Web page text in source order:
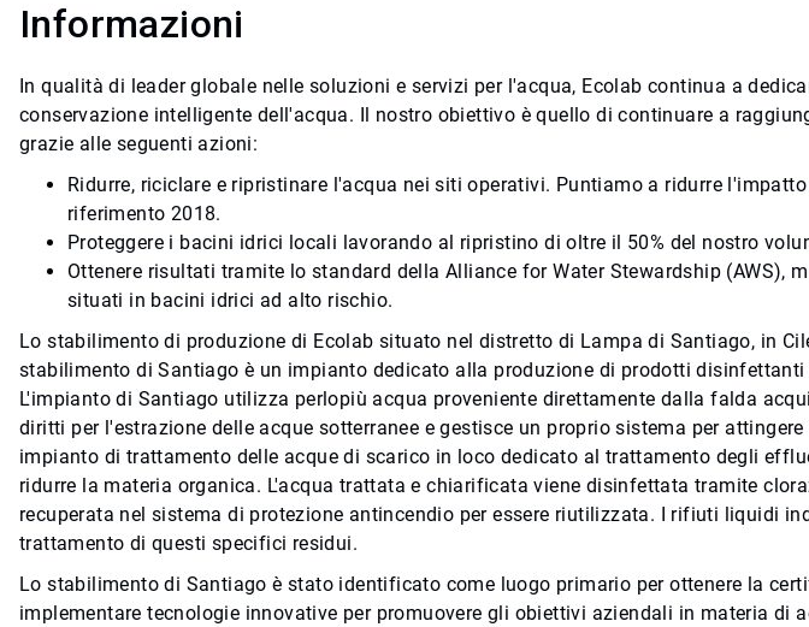
Informazioni
In qualità di leader globale nelle soluzioni e servizi per l'acqua, Ecolab continua a
conservazione intelligente dell'acqua. Il nostro obiettivo è quello di continuare a
grazie alle seguenti azioni:
Ridurre, riciclare e ripristinare l'acqua nei siti operativi. Puntiamo a ridurre
riferimento 2018.
Proteggere i bacini idrici locali lavorando al ripristino di oltre il 50% del nostro
Ottenere risultati tramite lo standard della Alliance for Water Stewardship
situati in bacini idrici ad alto rischio.
Lo stabilimento di produzione di Ecolab situato nel distretto di Lampa di Santiago, in
stabilimento di Santiago è un impianto dedicato alla produzione di prodotti
L'impianto di Santiago utilizza perlopiù acqua proveniente direttamente dalla falda
diritti per l'estrazione delle acque sotterranee e gestisce un proprio sistema per
impianto di trattamento delle acque di scarico in loco dedicato al trattamento degli
ridurre la materia organica. L'acqua trattata e chiarificata viene disinfettata tramite
recuperata nel sistema di protezione antincendio per essere riutilizzata. I rifiuti liquidi
trattamento di questi specifici residui.
Lo stabilimento di Santiago è stato identificato come luogo primario per ottenere la
implementare tecnologie innovative per promuovere gli obiettivi aziendali in materia di